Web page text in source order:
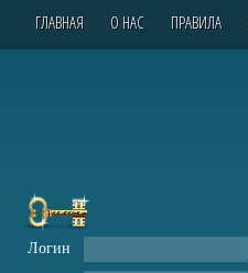
ГЛАВНАЯ О НАС ПРАВИЛА
Логин